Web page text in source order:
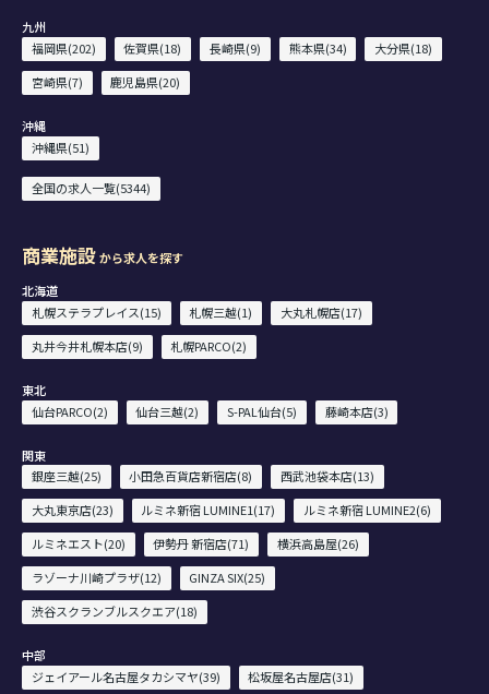
九州
福岡県(202)
佐賀県(18) 長崎県(9) 熊本県(34)
大分県(18)
宮崎県(7)
鹿児島県(20)
沖縄
沖縄県(51)
全国の求人一覧(5344)
商業施設から求人を探す
北海道
札幌ステラプレイス(15)
札幌三越(1)
大丸札幌店(17)
丸井今井札幌本店(9)
札幌PARCO(2)
東北
仙台PARCO(2)
仙台三越(2) S-PAL仙台(5) 藤崎本店(3)
関東
銀座三越(25)
小田急百貨店新宿店(8)
西武池袋本店(13)
大丸東京店(23)
ルミネ新宿 LUMINE1(17)
ルミネ新宿 LUMINE2(6)
ルミネエスト(20)
伊勢丹 新宿店(71)
横浜高島屋(26)
ラゾーナ川崎プラザ(12)
GINZA SIX(25)
渋谷スクランブルスクエア(18)
中部
ジェイアール名古屋タカシマヤ(39)
松坂屋名古屋店(31)